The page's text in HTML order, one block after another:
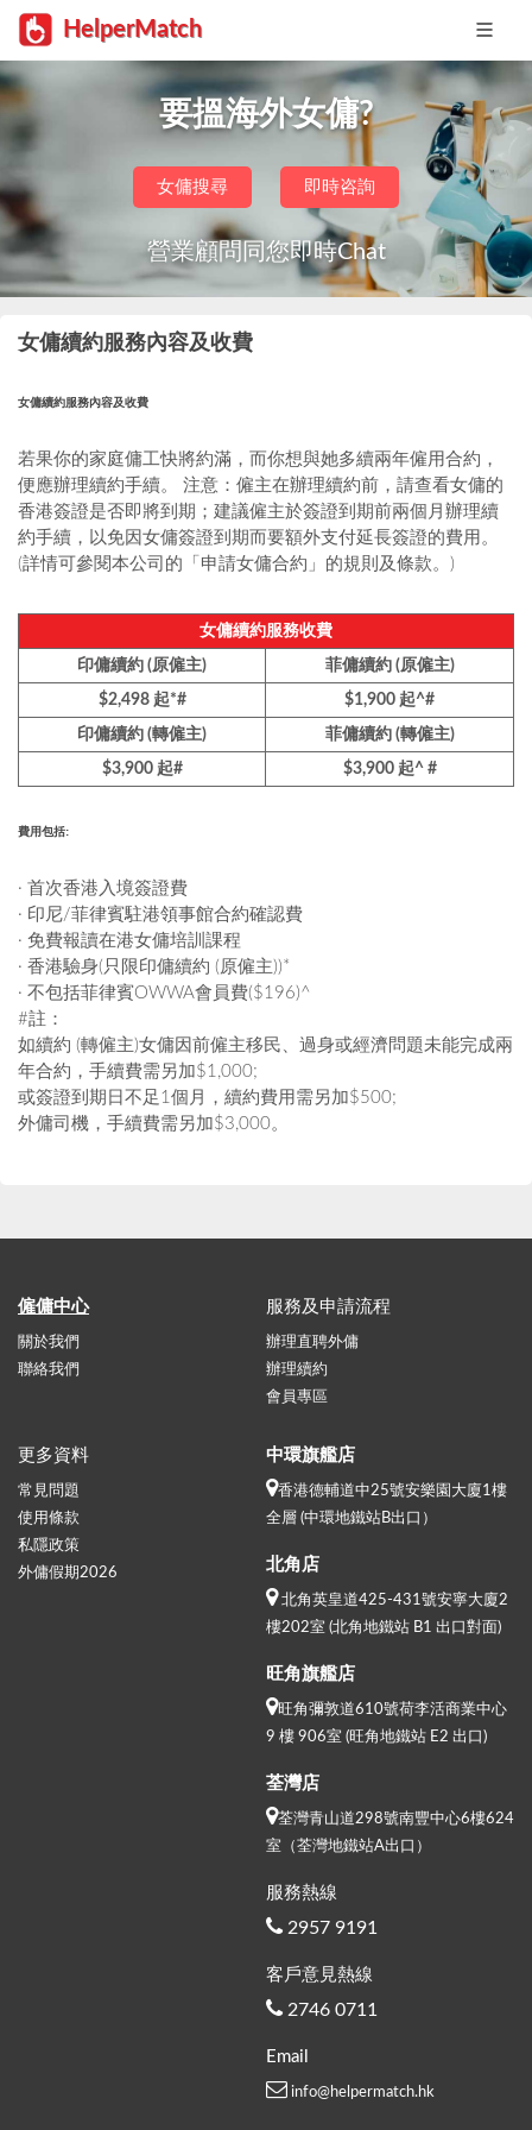
HelperMatch
要搵海外女傭?
女傭搜尋 即時咨詢
營業顧問同您即時Chat
女傭續約服務內容及收費
女傭續約服務內容及收費
若果你的家庭傭工快將約滿，而你想與她多續兩年僱用合約，
便應辦理續約手續。 注意：僱主在辦理續約前，請查看女傭的
香港簽證是否即將到期；建議僱主於簽證到期前兩個月辦理續
約手續，以免因女傭簽證到期而要額外支付延長簽證的費用。
(詳情可參閱本公司的「申請女傭合約」的規則及條款。)
女傭續約服務收費
印傭續約 (原僱主) 菲傭續約 (原僱主)
$2,498 起*# $1,900 起^#
印傭續約 (轉僱主) 菲傭續約 (轉僱主)
$3,900 起# $3,900 起^ #
費用包括:
· 首次香港入境簽證費
· 印尼/菲律賓駐港領事館合約確認費
· 免費報讀在港女傭培訓課程
· 香港驗身(只限印傭續約 (原僱主))*
· 不包括菲律賓OWWA會員費($196)^
#註：
如續約 (轉僱主)女傭因前僱主移民、過身或經濟問題未能完成兩
年合約，手續費需另加$1,000;
或簽證到期日不足1個月，續約費用需另加$500;
外傭司機，手續費需另加$3,000。
僱傭中心
關於我們
聯絡我們
服務及申請流程
辦理直聘外傭
辦理續約
會員專區
更多資料
常見問題
使用條款
私隱政策
外傭假期2026
中環旗艦店
香港德輔道中25號安樂園大廈1樓
全層 (中環地鐵站B出口）
北角店
北角英皇道425-431號安寧大廈2
樓202室 (北角地鐵站 B1 出口對面)
旺角旗艦店
旺角彌敦道610號荷李活商業中心
9 樓 906室 (旺角地鐵站 E2 出口)
荃灣店
荃灣青山道298號南豐中心6樓624
室（荃灣地鐵站A出口）
服務熱線
2957 9191
客戶意見熱線
2746 0711
Email
info@helpermatch.hk